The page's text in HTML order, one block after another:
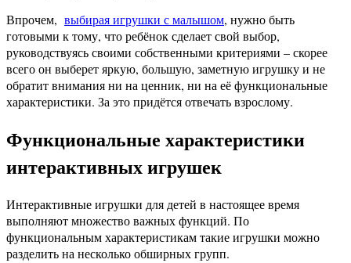
Впрочем, выбирая игрушки с малышом, нужно быть
готовыми к тому, что ребёнок сделает свой выбор,
руководствуясь своими собственными критериями – скорее
всего он выберет яркую, большую, заметную игрушку и не
обратит внимания ни на ценник, ни на её функциональные
характеристики. За это придётся отвечать взрослому.
Функциональные характеристики
интерактивных игрушек
Интерактивные игрушки для детей в настоящее время
выполняют множество важных функций. По
функциональным характеристикам такие игрушки можно
разделить на несколько обширных групп.